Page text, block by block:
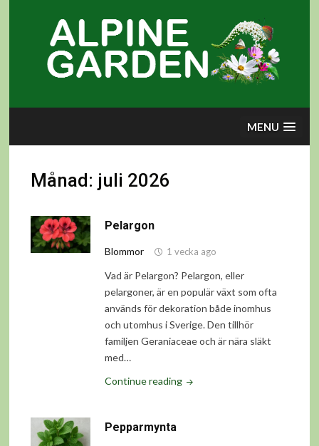
MENU
Månad: juli 2026
Pelargon
Blommor 1 vecka ago
Vad är Pelargon? Pelargon, eller
pelargoner, är en populär växt som ofta
används för dekoration både inomhus
och utomhus i Sverige. Den tillhör
familjen Geraniaceae och är nära släkt
med…
Continue reading"Pelargon"
Pepparmynta